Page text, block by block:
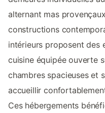
alternant mas
constructions
intérieurs proposent des
cuisine équipée ouverte
chambres spacieuses et
accueillir
Ces hébergements